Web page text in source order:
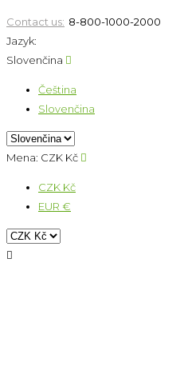
Contact us: 8-800-1000-2000
Jazyk:
Slovenčina 
Čeština
Slovenčina
Mena: CZK Kč 
CZK Kč
EUR €
